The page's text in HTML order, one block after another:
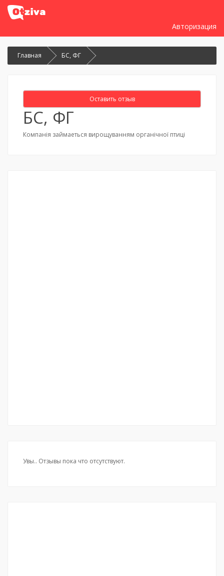
Авторизация
Главная БС, ФГ
Оставить отзыв
БС, ФГ
Компанія займаеться вирощуванням органічної птиці
Увы.. Отзывы пока что отсутствуют.